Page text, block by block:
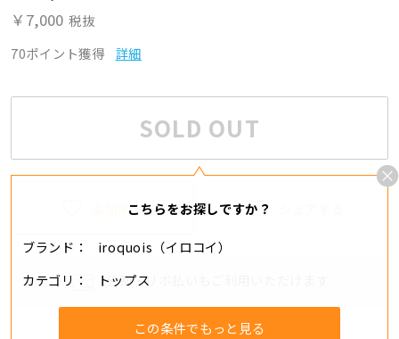
￥7,000 税抜
70ポイント獲得
詳細
SOLD OUT
こちらをお探しですか？
ブランド
iroquois（イロコイ）
カテゴリ
トップス
この条件でもっと見る
追加する
分割・リボ払いもご利用いただけます